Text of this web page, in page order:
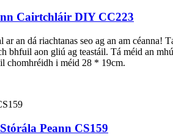
Cairtchláir DIY CC223
an dá riachtanas seo ag an am céanna!
bhfuil aon gliú ag teastáil. Tá méid an
chomhréidh i méid 28 * 19cm.
Peann CS159